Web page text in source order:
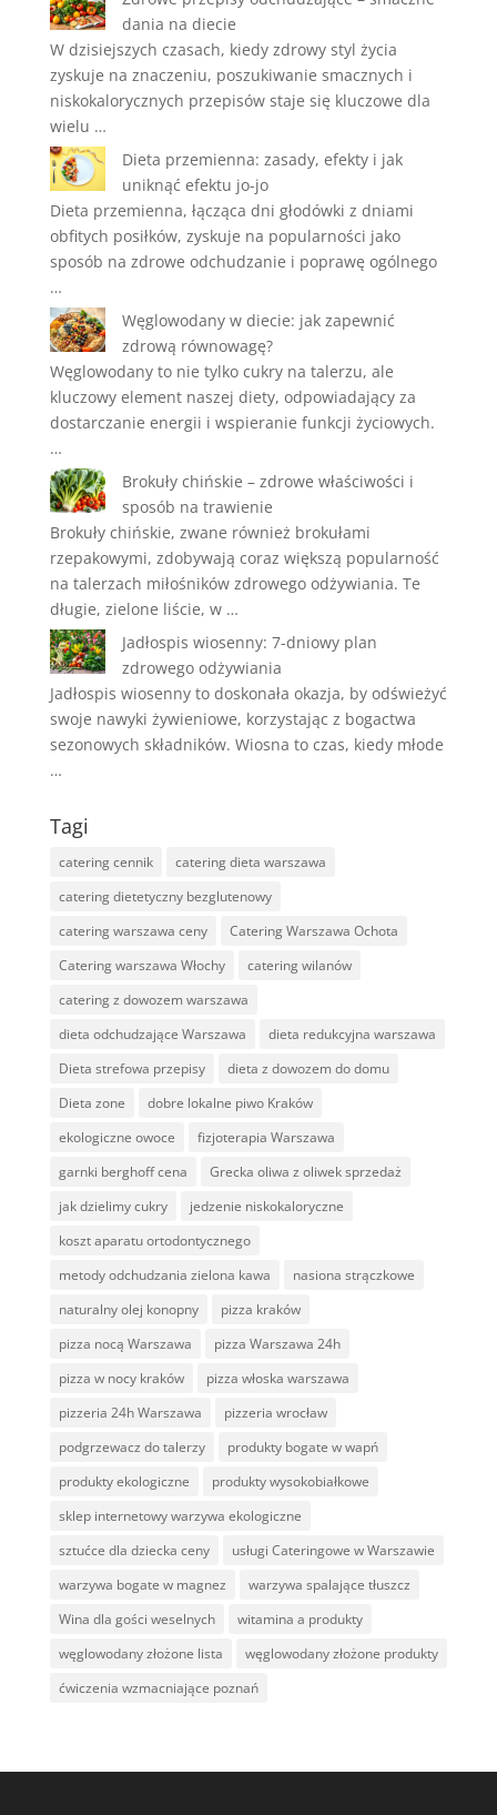
dania na diecie
W dzisiejszych czasach, kiedy zdrowy styl życia
zyskuje na znaczeniu, poszukiwanie smacznych i
niskokalorycznych przepisów staje się kluczowe dla
wielu …
Dieta przemienna: zasady, efekty i jak
uniknąć efektu jo-jo
Dieta przemienna, łącząca dni głodówki z dniami
obfitych posiłków, zyskuje na popularności jako
sposób na zdrowe odchudzanie i poprawę ogólnego
…
Węglowodany w diecie: jak zapewnić
zdrową równowagę?
Węglowodany to nie tylko cukry na talerzu, ale
kluczowy element naszej diety, odpowiadający za
dostarczanie energii i wspieranie funkcji życiowych.
…
Brokuły chińskie – zdrowe właściwości i
sposób na trawienie
Brokuły chińskie, zwane również brokułami
rzepakowymi, zdobywają coraz większą popularność
na talerzach miłośników zdrowego odżywiania. Te
długie, zielone liście, w …
Jadłospis wiosenny: 7-dniowy plan
zdrowego odżywiania
Jadłospis wiosenny to doskonała okazja, by odświeżyć
swoje nawyki żywieniowe, korzystając z bogactwa
sezonowych składników. Wiosna to czas, kiedy młode
…
Tagi
catering cennik
catering dieta warszawa
catering dietetyczny bezglutenowy
catering warszawa ceny
Catering Warszawa Ochota
Catering warszawa Włochy
catering wilanów
catering z dowozem warszawa
dieta odchudzające Warszawa
dieta redukcyjna warszawa
Dieta strefowa przepisy
dieta z dowozem do domu
Dieta zone
dobre lokalne piwo Kraków
ekologiczne owoce
fizjoterapia Warszawa
garnki berghoff cena
Grecka oliwa z oliwek sprzedaż
jak dzielimy cukry
jedzenie niskokaloryczne
koszt aparatu ortodontycznego
metody odchudzania zielona kawa
nasiona strączkowe
naturalny olej konopny
pizza kraków
pizza nocą Warszawa
pizza Warszawa 24h
pizza w nocy kraków
pizza włoska warszawa
pizzeria 24h Warszawa
pizzeria wrocław
podgrzewacz do talerzy
produkty bogate w wapń
produkty ekologiczne
produkty wysokobiałkowe
sklep internetowy warzywa ekologiczne
sztućce dla dziecka ceny
usługi Cateringowe w Warszawie
warzywa bogate w magnez
warzywa spalające tłuszcz
Wina dla gości weselnych
witamina a produkty
węglowodany złożone lista
węglowodany złożone produkty
ćwiczenia wzmacniające poznań